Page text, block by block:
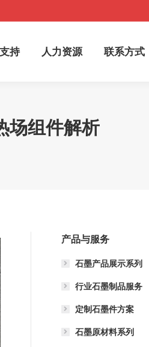
持 人力资源 联系方式
场组件解析
产品与服务
石墨产品展示系列
行业石墨制品服务
定制石墨件方案
石墨原材料系列
支持 人力资源 联系方式